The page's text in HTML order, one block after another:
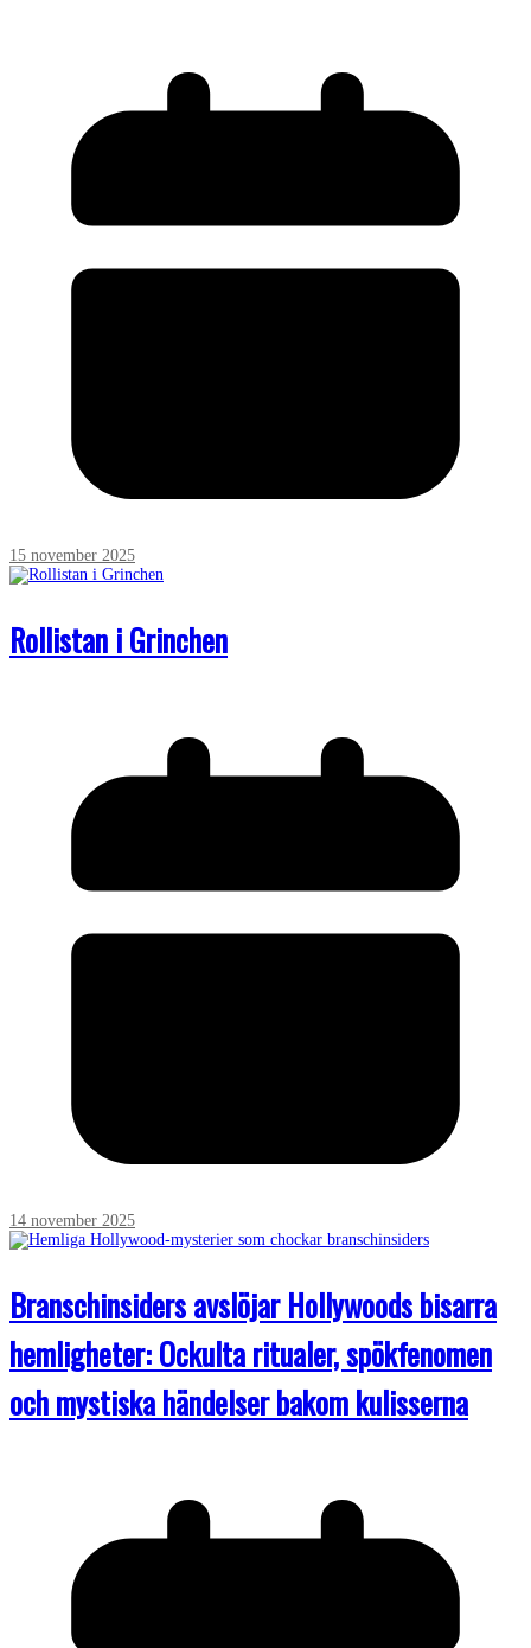
15 november 2025
Rollistan i Grinchen
14 november 2025
Branschinsiders avslöjar Hollywoods bisarra
hemligheter: Ockulta ritualer, spökfenomen
och mystiska händelser bakom kulisserna